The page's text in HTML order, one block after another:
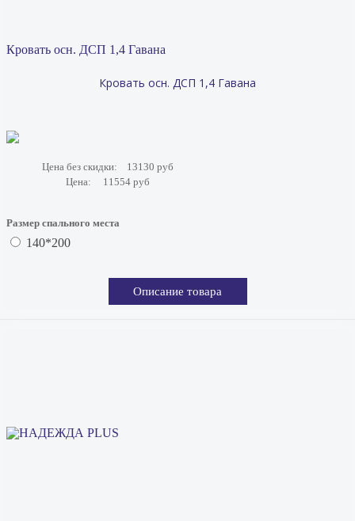
Кровать осн. ДСП 1,4 Гавана
Кровать осн. ДСП 1,4 Гавана
Цена без скидки:
13130 руб
Цена:
11554 руб
Размер спального места
140*200
Описание товара